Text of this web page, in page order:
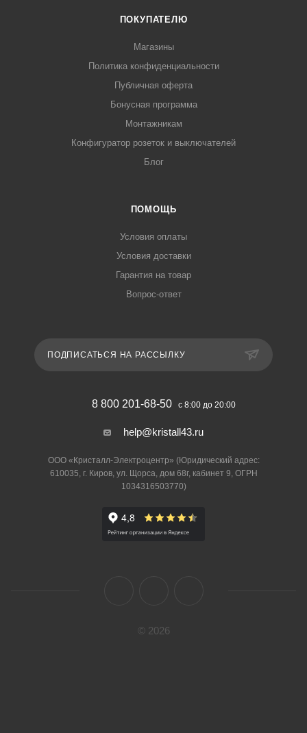
ПОКУПАТЕЛЮ
Магазины
Политика конфиденциальности
Публичная оферта
Бонусная программа
Монтажникам
Конфигуратор розеток и выключателей
Блог
ПОМОЩЬ
Условия оплаты
Условия доставки
Гарантия на товар
Вопрос-ответ
ПОДПИСАТЬСЯ НА РАССЫЛКУ
8 800 201-68-50 с 8:00 до 20:00
help@kristall43.ru
ООО «Кристалл-Электроцентр» (Юридический адрес:
610035, г. Киров, ул. Щорса, дом 68г, кабинет 9, ОГРН
1034316503770)
© 2026